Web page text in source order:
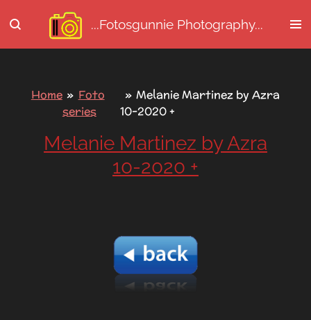
direct
naar
...Fotosgunnie Photography...
Home » Foto
series
» Melanie Martinez by Azra
10-2020 +
Melanie Martinez by Azra
10-2020 +